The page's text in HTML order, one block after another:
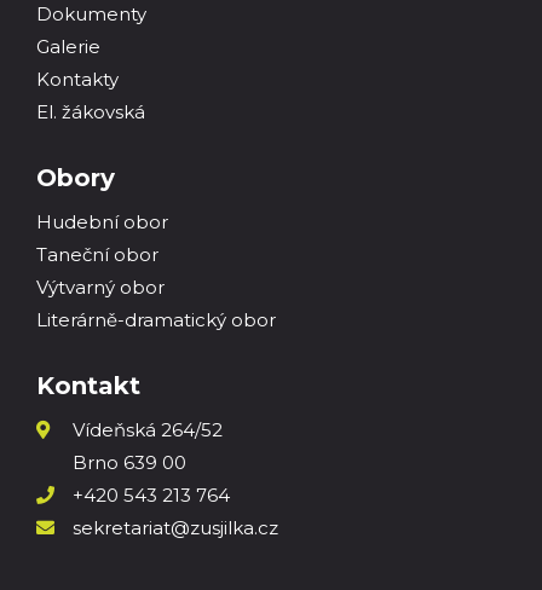
Dokumenty
Galerie
Kontakty
El. žákovská
Obory
Hudební obor
Taneční obor
Výtvarný obor
Literárně-dramatický obor
Kontakt
Vídeňská 264/52
Brno 639 00
+420 543 213 764
sekretariat@zusjilka.cz